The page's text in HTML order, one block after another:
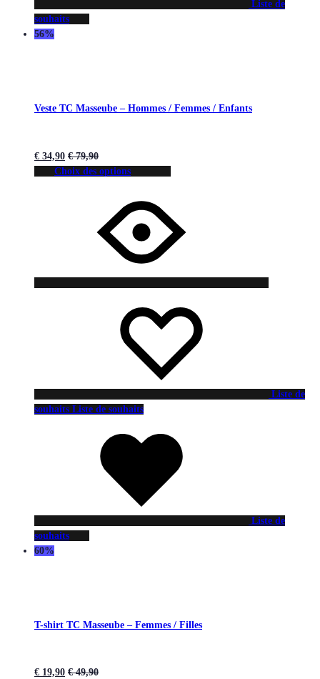
Liste de
souhaits
56%
Veste TC Masseube – Hommes / Femmes / Enfants
€ 34,90 €79,90
Choix des options
Liste de
souhaits Liste de souhaits
Liste de
souhaits
60%
T-shirt TC Masseube – Femmes / Filles
€ 19,90 €49,90